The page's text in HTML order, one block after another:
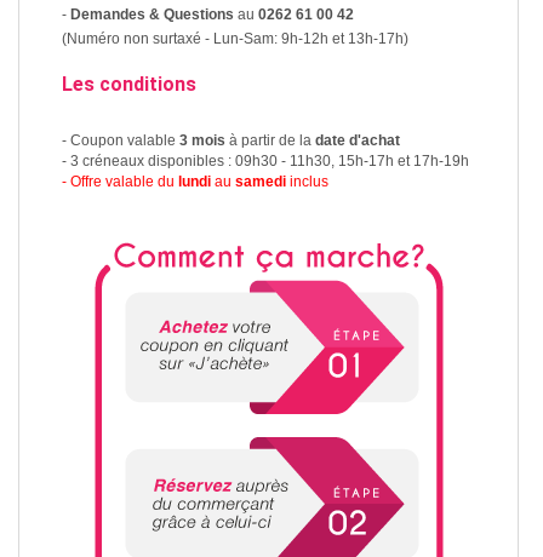
- Demandes & Questions au 0262 61 00 42
(Numéro non surtaxé - Lun-Sam: 9h-12h et 13h-17h)
Les conditions
- Coupon valable 3 mois à partir de la date d'achat
- 3 créneaux disponibles : 09h30 - 11h30, 15h-17h et 17h-19h
- Offre valable du lundi au samedi inclus